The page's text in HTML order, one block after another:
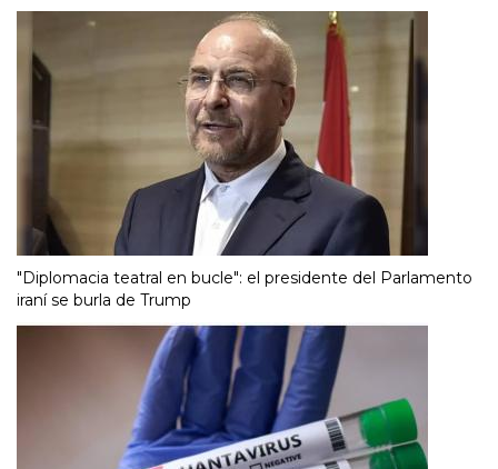
"Diplomacia teatral en bucle": el presidente del Parlamento
iraní se burla de Trump